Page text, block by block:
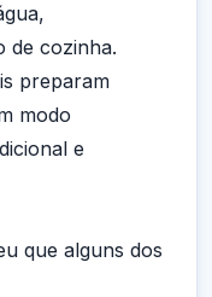
de cozinha.
preparam
modo
e
que alguns dos